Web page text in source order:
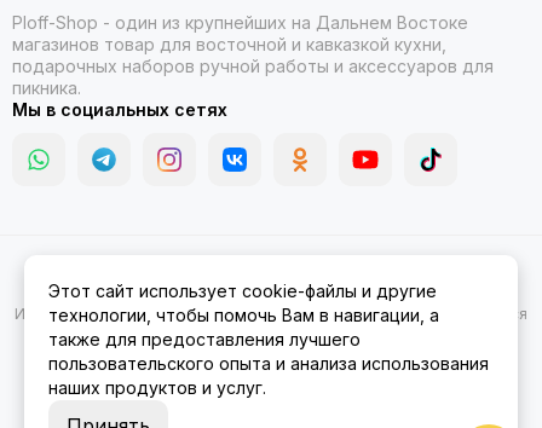
Ploff-Shop - один из крупнейших на Дальнем Востоке
магазинов товар для восточной и кавказкой кухни,
подарочных наборов ручной работы и аксессуаров для
пикника.
Мы в социальных сетях
Амуре.Карта сайта
Информация на сайте носит ознакомительный характер и не является
публичной офертой.
Этот сайт использует cookie-файлы и другие
технологии, чтобы помочь Вам в навигации, а
также для предоставления лучшего
пользовательского опыта и анализа использования
наших продуктов и услуг.